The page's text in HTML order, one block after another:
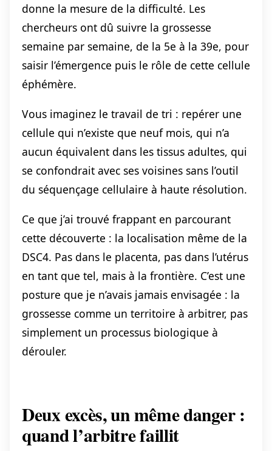
donne la mesure de la difficulté. Les
chercheurs ont dû suivre la grossesse
semaine par semaine, de la 5e à la 39e, pour
saisir l’émergence puis le rôle de cette cellule
éphémère.
Vous imaginez le travail de tri : repérer une
cellule qui n’existe que neuf mois, qui n’a
aucun équivalent dans les tissus adultes, qui
se confondrait avec ses voisines sans l’outil
du séquençage cellulaire à haute résolution.
Ce que j’ai trouvé frappant en parcourant
cette découverte : la localisation même de la
DSC4. Pas dans le placenta, pas dans l’utérus
en tant que tel, mais à la frontière. C’est une
posture que je n’avais jamais envisagée : la
grossesse comme un territoire à arbitrer, pas
simplement un processus biologique à
dérouler.
Deux excès, un même danger :
quand l’arbitre faillit